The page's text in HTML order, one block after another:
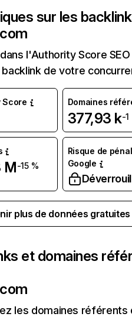
sur les
l'Authority Score
de votre
Score Domaines
377,93 k-1
M-15 %
Risque de
Google
plus de données
et domaines
les domaines référents